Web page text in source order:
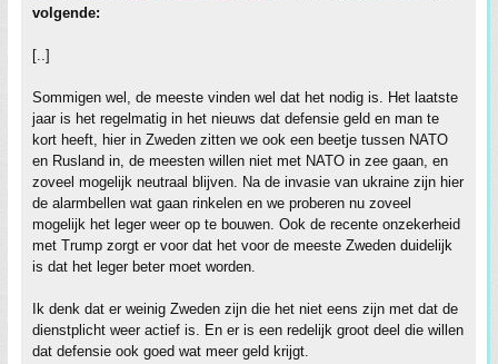
volgende:
[..]
Sommigen wel, de meeste vinden wel dat het nodig is. Het laatste
jaar is het regelmatig in het nieuws dat defensie geld en man te
kort heeft, hier in Zweden zitten we ook een beetje tussen NATO
en Rusland in, de meesten willen niet met NATO in zee gaan, en
zoveel mogelijk neutraal blijven. Na de invasie van ukraine zijn hier
de alarmbellen wat gaan rinkelen en we proberen nu zoveel
mogelijk het leger weer op te bouwen. Ook de recente onzekerheid
met Trump zorgt er voor dat het voor de meeste Zweden duidelijk
is dat het leger beter moet worden.
Ik denk dat er weinig Zweden zijn die het niet eens zijn met dat de
dienstplicht weer actief is. En er is een redelijk groot deel die willen
dat defensie ook goed wat meer geld krijgt.